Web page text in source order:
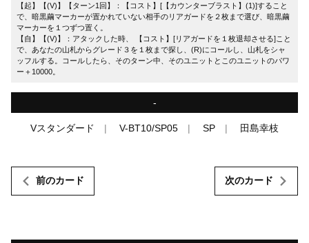
【起】【(V)】【ターン1回】：【コスト】[【カウンターブラスト】(1)]すること
で、暗黒繭マーカーが置かれていない相手のリアガードを２枚まで選び、暗黒繭
マーカーを１つずつ置く。
【自】【(V)】：アタックした時、 【コスト】[リアガードを１枚退却させる]こと
で、あなたの山札からグレード３を１枚まで探し、(R)にコールし、山札をシャ
ッフルする。コールしたら、そのターン中、そのユニットとこのユニットのパワ
ー＋10000。
-
Vスタンダード V-BT10/SP05 SP 田島幸枝
前のカード 次のカード